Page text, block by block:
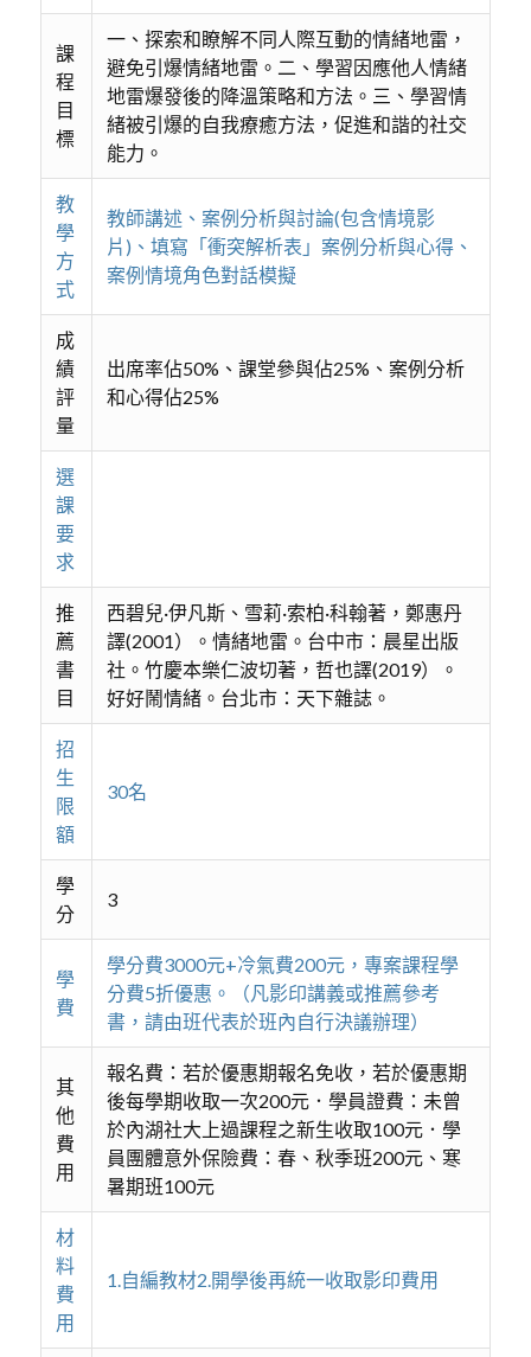
課
程
目
標
一、探索和瞭解不同人際互動的情緒地雷，
避免引爆情緒地雷。二、學習因應他人情緒
地雷爆發後的降溫策略和方法。三、學習情
緒被引爆的自我療癒方法，促進和諧的社交
能力。
教
學
方
式
教師講述、案例分析與討論(包含情境影
片)、填寫「衝突解析表」案例分析與心得、
案例情境角色對話模擬
成
績
評
量
出席率佔50%、課堂參與佔25%、案例分析
和心得佔25%
選
課
要
求
推
薦
書
目
西碧兒·伊凡斯、雪莉·索柏·科翰著，鄭惠丹
譯(2001）。情緒地雷。台中市：晨星出版
社。竹慶本樂仁波切著，哲也譯(2019）。
好好鬧情緒。台北市：天下雜誌。
招
生
限
額
30名
學
分
3
學
費
學分費3000元+冷氣費200元，專案課程學
分費5折優惠。（凡影印講義或推薦參考
書，請由班代表於班內自行決議辦理）
其
他
費
用
報名費：若於優惠期報名免收，若於優惠期
後每學期收取一次200元．學員證費：未曾
於內湖社大上過課程之新生收取100元．學
員團體意外保險費：春、秋季班200元、寒
暑期班100元
材
料
費
用
1.自編教材2.開學後再統一收取影印費用